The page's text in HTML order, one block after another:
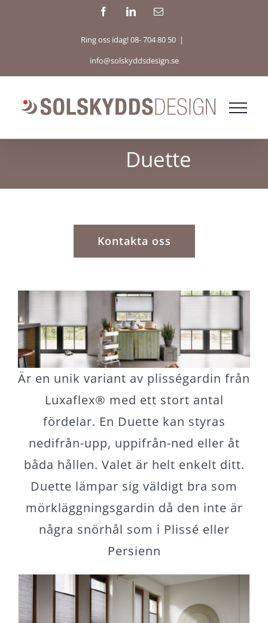
FacebookLinkedInE-
Ring oss idag! 08- 704 80 50 |
info@solskyddsdesign.se
Duette
Kontakta oss
Är en unik variant av plisségardin från
Luxaflex® med ett stort antal
fördelar. En Duette kan styras
nedifrån-upp, uppifrån-ned eller åt
båda hållen. Valet är helt enkelt ditt.
Duette lämpar sig väldigt bra som
mörkläggningsgardin då den inte är
några snörhål som i Plissé eller
Persienn